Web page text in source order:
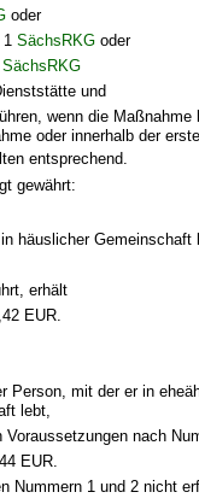
oder
1SächsRKG oder
SächsRKG
und
wenn die Maßnahme
oder innerhalb der
entsprechend.
gewährt:
häuslicher Gemeinschaft
erhält
EUR.
Person, mit der er in
lebt,
nach
EUR.
Nummern 1 und 2 nicht